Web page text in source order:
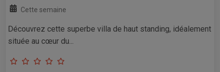
Cette semaine
Découvrez cette superbe villa de haut standing, idéalement
située au cœur du...